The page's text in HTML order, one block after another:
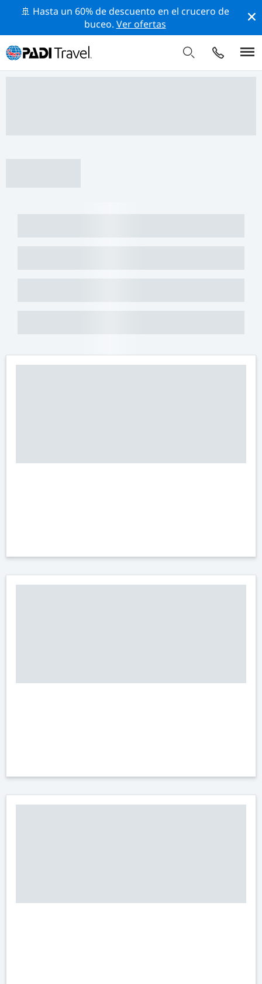
🚢 Hasta un 60% de descuento en el crucero de
buceo. Ver ofertas